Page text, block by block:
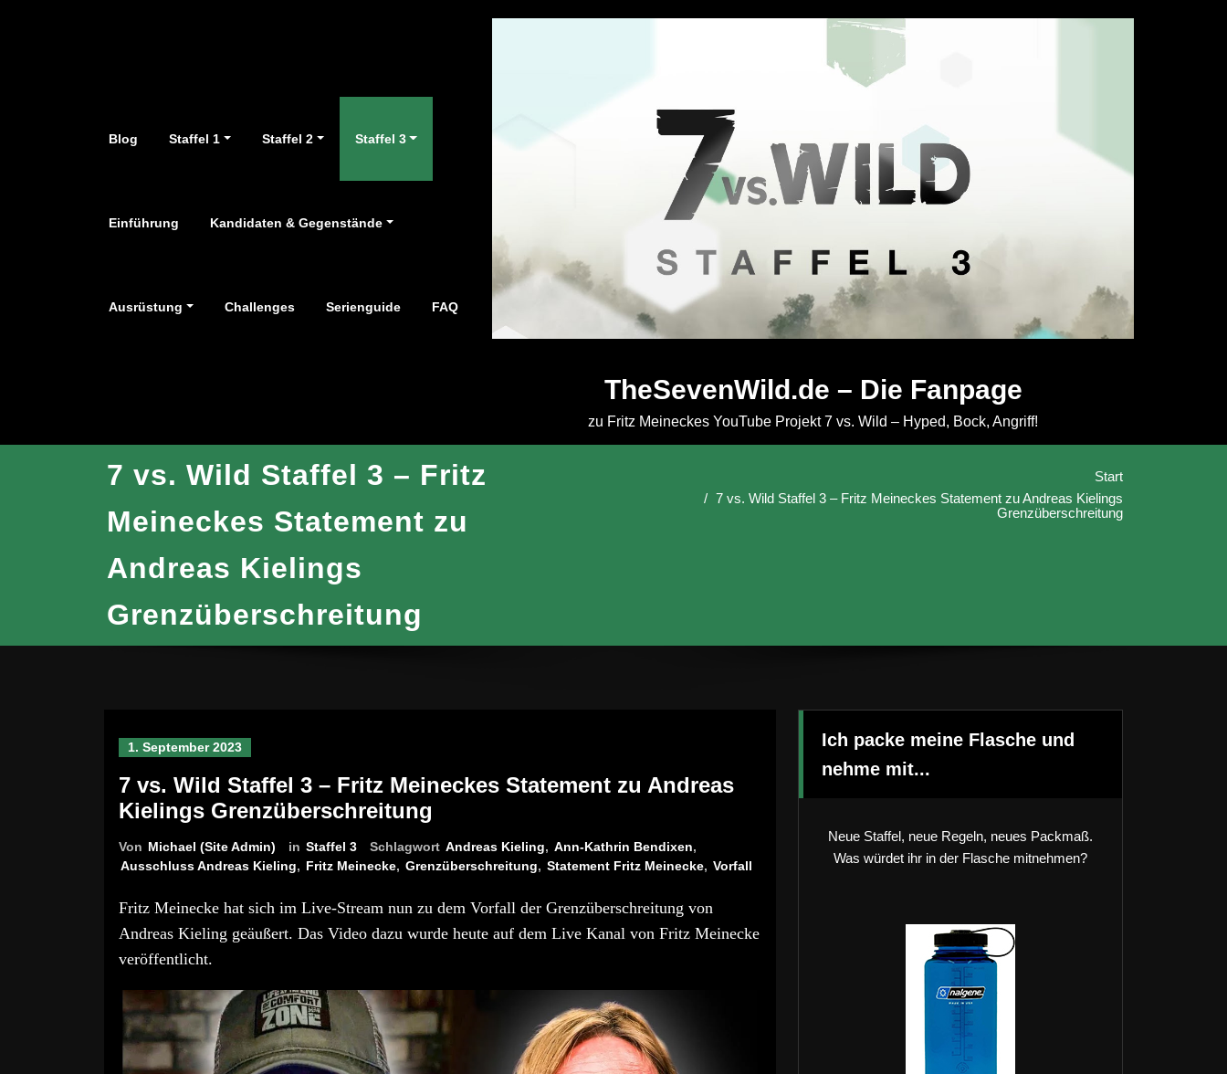
TheSevenWild.de – Die Fanpage
zu Fritz Meineckes YouTube Projekt 7 vs. Wild – Hyped, Bock, Angriff!
Blog Staffel 1 Staffel 2 Staffel 3
Einführung Kandidaten & Gegenstände
Ausrüstung Challenges Serienguide FAQ
7 vs. Wild Staffel 3 – Fritz
Meineckes Statement zu
Andreas Kielings
Grenzüberschreitung
Start
7 vs. Wild Staffel 3 – Fritz Meineckes Statement zu Andreas Kielings
Grenzüberschreitung
1. September 2023
7 vs. Wild Staffel 3 – Fritz Meineckes Statement zu Andreas
Kielings Grenzüberschreitung
Von Michael (Site Admin) in Staffel 3 Schlagwort Andreas Kieling, Ann-Kathrin Bendixen,
Ausschluss Andreas Kieling, Fritz Meinecke, Grenzüberschreitung, Statement Fritz Meinecke, Vorfall
Fritz Meinecke hat sich im Live-Stream nun zu dem Vorfall der Grenzüberschreitung von
Andreas Kieling geäußert. Das Video dazu wurde heute auf dem Live Kanal von Fritz Meinecke
veröffentlicht.
Ich packe meine Flasche und
nehme mit...
Neue Staffel, neue Regeln, neues Packmaß.
Was würdet ihr in der Flasche mitnehmen?